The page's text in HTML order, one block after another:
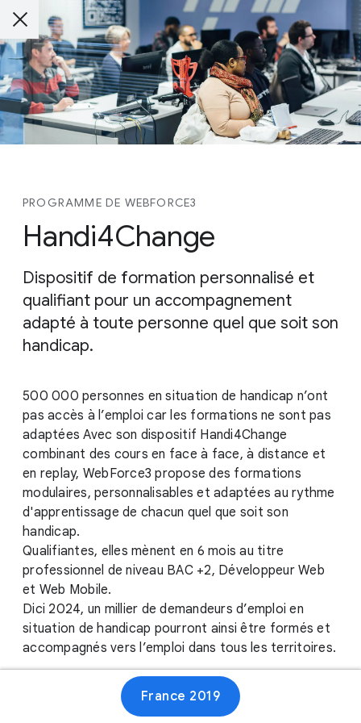
PROGRAMME DE WEBFORCE3
Handi4Change
Dispositif de formation personnalisé et
qualifiant pour un accompagnement
adapté à toute personne quel que soit son
handicap.
500 000 personnes en situation de handicap n’ont
pas accès à l’emploi car les formations ne sont pas
adaptées Avec son dispositif Handi4Change
combinant des cours en face à face, à distance et
en replay, WebForce3 propose des formations
modulaires, personnalisables et adaptées au rythme
d'apprentissage de chacun quel que soit son
handicap.
Qualifiantes, elles mènent en 6 mois au titre
professionnel de niveau BAC +2, Développeur Web
et Web Mobile.
Dici 2024, un millier de demandeurs d’emploi en
situation de handicap pourront ainsi être formés et
accompagnés vers l’emploi dans tous les territoires.
France 2019